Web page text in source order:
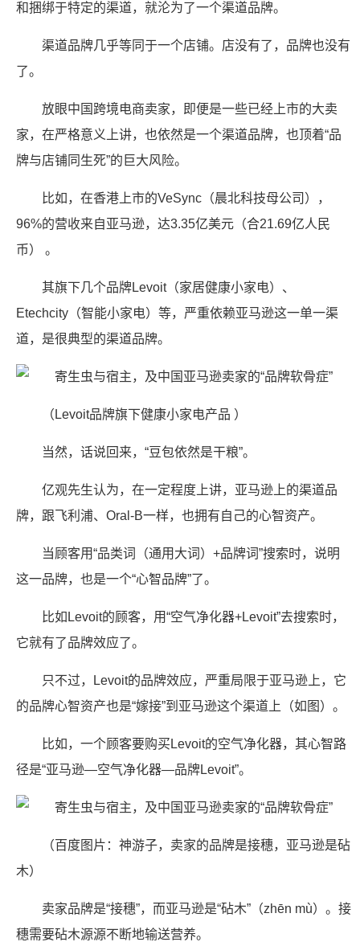
和捆绑于特定的渠道，就沦为了一个渠道品牌。
渠道品牌几乎等同于一个店铺。店没有了，品牌也没有
了。
放眼中国跨境电商卖家，即便是一些已经上市的大卖
家，在严格意义上讲，也依然是一个渠道品牌，也顶着“品
牌与店铺同生死”的巨大风险。
比如，在香港上市的VeSync（晨北科技母公司），
96%的营收来自亚马逊，达3.35亿美元（合21.69亿人民
币） 。
其旗下几个品牌Levoit（家居健康小家电）、
Etechcity（智能小家电）等，严重依赖亚马逊这一单一渠
道，是很典型的渠道品牌。
（Levoit品牌旗下健康小家电产品 ）
当然，话说回来，“豆包依然是干粮”。
亿观先生认为，在一定程度上讲，亚马逊上的渠道品
牌，跟飞利浦、Oral-B一样，也拥有自己的心智资产。
当顾客用“品类词（通用大词）+品牌词”搜索时，说明
这一品牌，也是一个“心智品牌”了。
比如Levoit的顾客，用“空气净化器+Levoit”去搜索时，
它就有了品牌效应了。
只不过，Levoit的品牌效应，严重局限于亚马逊上，它
的品牌心智资产也是“嫁接”到亚马逊这个渠道上（如图）。
比如，一个顾客要购买Levoit的空气净化器，其心智路
径是“亚马逊—空气净化器—品牌Levoit”。
（百度图片：神游子，卖家的品牌是接穗，亚马逊是砧
木）
卖家品牌是“接穗”，而亚马逊是“砧木”（zhēn mù）。接
穗需要砧木源源不断地输送营养。